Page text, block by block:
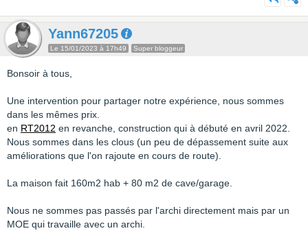
Yann67205
Le 15/01/2023 à 17h49 Super bloggeur
Bonsoir à tous,
Une intervention pour partager notre expérience, nous sommes
dans les mêmes prix.
en RT2012 en revanche, construction qui à débuté en avril 2022.
Nous sommes dans les clous (un peu de dépassement suite aux
améliorations que l'on rajoute en cours de route).
La maison fait 160m2 hab + 80 m2 de cave/garage.
Nous ne sommes pas passés par l'archi directement mais par un
MOE qui travaille avec un archi.